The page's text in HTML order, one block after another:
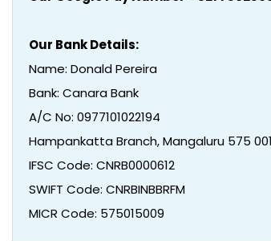
Our Bank Details:
Name: Donald Pereira
Bank: Canara Bank
A/C No: 0977101022194
Hampankatta Branch, Mangaluru 575 001
IFSC Code: CNRB0000612
SWIFT Code: CNRBINBBRFM
MICR Code: 575015009